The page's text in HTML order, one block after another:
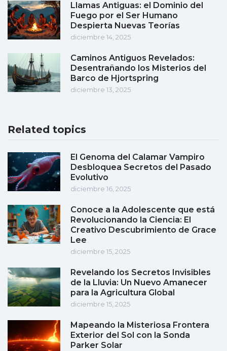
Llamas Antiguas: el Dominio del
Fuego por el Ser Humano
Despierta Nuevas Teorías
diciembre 14, 2025
Caminos Antiguos Revelados:
Desentrañando los Misterios del
Barco de Hjortspring
diciembre 13, 2025
Related topics
El Genoma del Calamar Vampiro
Desbloquea Secretos del Pasado
Evolutivo
diciembre 16, 2025
Conoce a la Adolescente que está
Revolucionando la Ciencia: El
Creativo Descubrimiento de Grace
Lee
diciembre 15, 2025
Revelando los Secretos Invisibles
de la Lluvia: Un Nuevo Amanecer
para la Agricultura Global
diciembre 15, 2025
Mapeando la Misteriosa Frontera
Exterior del Sol con la Sonda
Parker Solar